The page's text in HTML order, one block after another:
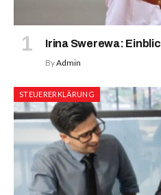
Irina Swerewa:
ByAdmin
STEUERERKLÄRUNG